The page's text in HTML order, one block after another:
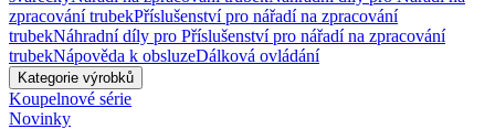
zpracování trubekPříslušenství pro nářadí na zpracování
trubekNáhradní díly pro Příslušenství pro nářadí na zpracování
trubekNápověda k obsluzeDálková ovládání
Kategorie výrobků
Koupelnové série
Novinky